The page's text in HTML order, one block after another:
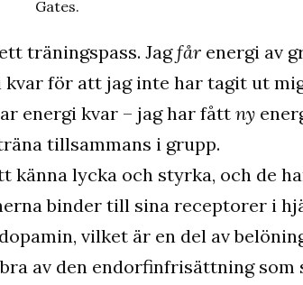
Gates.
träningspass. Jagfår energi av
kvar för att jag inte har tagit ut
energi kvar – jag har fått ny
tillsammans i grupp.
känna lycka och styrka, och de
binder till sina receptorer i
vilket är en del av
av den endorfinfrisättning som